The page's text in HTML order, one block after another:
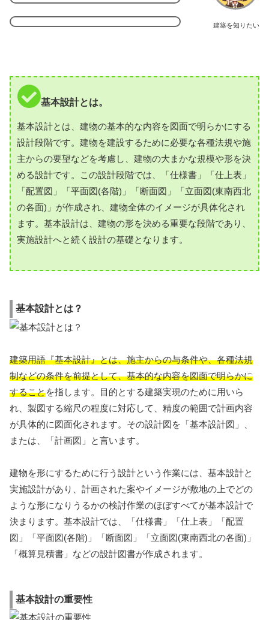
建築を知りたい
基本設計とは。
基本設計とは、建物の基本的な内容を図面で明らかにする
設計段階です。建物を建設するために必要な各種法規や施
主からの要望などを考慮し、建物の大まかな規模や形を決
める設計です。この設計段階では、「仕様書」「仕上表」
「配置図」「平面図(各階)」「断面図」「立面図(東南西北
の各面)」が作成され、建物全体のイメージが具体化され
ます。基本設計は、建物の形を決める重要な段階であり、
実施設計へと続く設計の基礎となります。
基本設計とは？
建築用語『基本設計』とは、施主からの与条件や、各種法規
制などの条件を前提として、基本的な内容を図面で明らかに
することを指します。目的とする建築実現のために用いら
れ、製図する縮尺の程度に対応して、精度の範囲で計画内容
が具体的に図面化されます。その設計図を「基本設計図」、
または、「計画図」と言います。
建物を形にするために行う設計という作業には、基本設計と
実施設計があり、計画された案やイメージが敷地の上でどの
ような形になりうるかの検討作業のほぼすべてが基本設計で
決まります。基本設計では、「仕様書」「仕上表」「配置
図」「平面図(各階)」「断面図」「立面図(東南西北の各面)」
「概算見積書」などの設計図書が作成されます。
基本設計の重要性